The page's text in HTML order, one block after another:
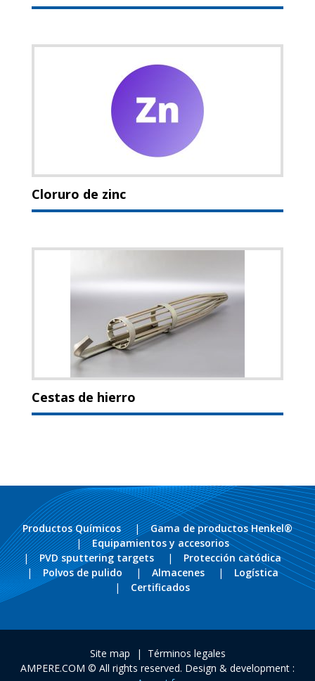
Cloruro de zinc
Cestas de hierro
Productos Químicos
Gama de productos Henkel®
Equipamientos y accesorios
PVD sputtering targets
Protección catódica
Polvos de pulido
Almacenes
Logística
Certificados
Site map
Términos legales
AMPERE.COM © All rights reserved. Design & development :